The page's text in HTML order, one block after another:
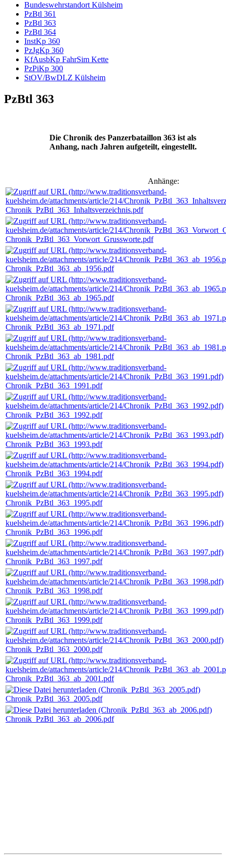
Bundeswehrstandort Külsheim
PzBtl 361
PzBtl 363
PzBtl 364
InstKp 360
PzJgKp 360
KfAusbKp FahrSim Kette
PzPiKp 300
StOV/BwDLZ Külsheim
PzBtl 363
Die Chronik des Panzerbataillon 363 ist als
Anhang, nach Jahren aufgeteilt, eingestellt.
Anhänge:
Chronik_PzBtl_363_Inhaltsverzeichnis.pdf
Chronik_PzBtl_363_Vorwort_Grussworte.pdf
Chronik_PzBtl_363_ab_1956.pdf
Chronik_PzBtl_363_ab_1965.pdf
Chronik_PzBtl_363_ab_1971.pdf
Chronik_PzBtl_363_ab_1981.pdf
Chronik_PzBtl_363_1991.pdf
Chronik_PzBtl_363_1992.pdf
Chronik_PzBtl_363_1993.pdf
Chronik_PzBtl_363_1994.pdf
Chronik_PzBtl_363_1995.pdf
Chronik_PzBtl_363_1996.pdf
Chronik_PzBtl_363_1997.pdf
Chronik_PzBtl_363_1998.pdf
Chronik_PzBtl_363_1999.pdf
Chronik_PzBtl_363_2000.pdf
Chronik_PzBtl_363_ab_2001.pdf
Chronik_PzBtl_363_2005.pdf
Chronik_PzBtl_363_ab_2006.pdf